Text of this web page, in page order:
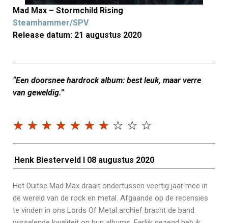
Mad Max – Stormchild Rising
Steamhammer/SPV
Release datum: 21 augustus 2020
“Een doorsnee hardrock album: best leuk, maar verre
van geweldig.”
☆ ☆ ☆ ☆ ☆ ☆ ☆ ☆ ☆ ☆
Henk Biesterveld I 08 augustus 2020
Het Duitse Mad Max draait ondertussen veertig jaar mee in
de wereld van de rock en metal. Afgaande op de recensies
te vinden in ons Lords Of Metal archief bracht de band